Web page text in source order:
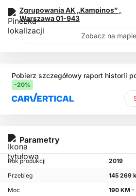
Pobierz szczegółowy raport historii
-20%
Parametry
Rok produkcji
2019
Przebieg
145 269
Moc
190 KM -
Zgrupowania AK „Kampinos” ,
Warszawa01-943
Zobacz na mapie